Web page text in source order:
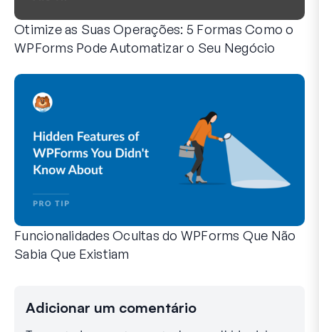
Otimize as Suas Operações: 5 Formas Como o
WPForms Pode Automatizar o Seu Negócio
Funcionalidades Ocultas do WPForms Que Não
Sabia Que Existiam
Adicionar um comentário